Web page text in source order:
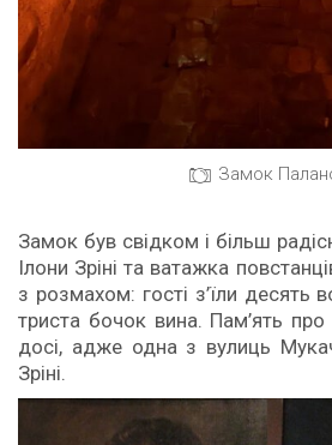
Замок
Замок був свідком і більш
Ілони Зріні та ватажка
з розмахом: гості з’їли десять
триста бочок вина. Пам’ять
досі, адже одна з вулиць
Зріні.